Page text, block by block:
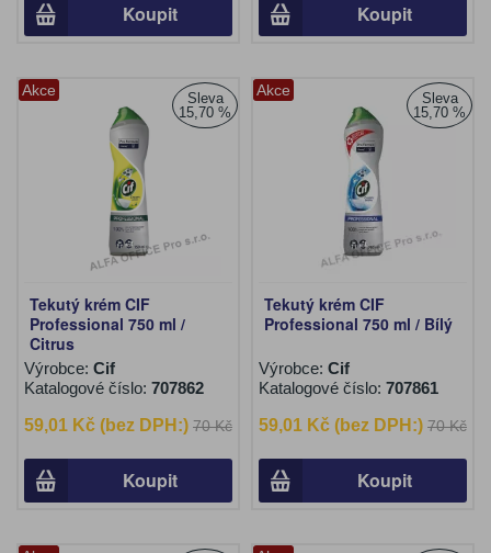
Koupit Koupit
Akce
Sleva
15,70 %
Tekutý krém CIF
Professional 750 ml /
Citrus
Výrobce: Cif
Katalogové číslo: 707862
59,01 Kč (bez DPH:) 70 Kč
Koupit
Akce
Sleva
15,70 %
Tekutý krém CIF
Professional 750 ml / Bílý
Výrobce: Cif
Katalogové číslo: 707861
59,01 Kč (bez DPH:) 70 Kč
Koupit